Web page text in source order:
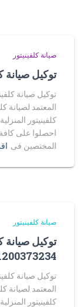
صيانة كلفينيتور
توكيل صيانة
المعتمد لصيانة
كلفينيتور
احصلوا على
المختصين فى
صيانة كلفينيتور
توكيل صيانة
المعتمد لصيانة
كلفينيتور